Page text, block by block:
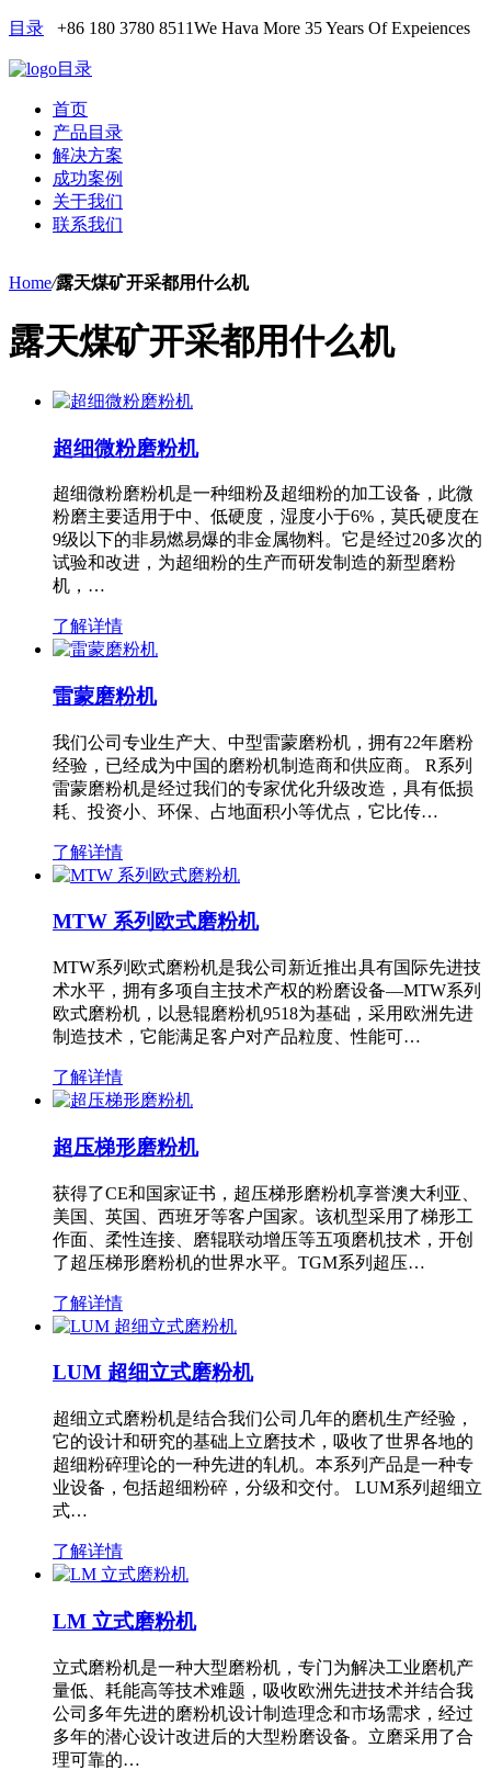
目录 +86 180 3780 8511We Hava More 35 Years Of Expeiences
目录
首页
产品目录
解决方案
成功案例
关于我们
联系我们
Home/露天煤矿开采都用什么机
露天煤矿开采都用什么机
超细微粉磨粉机
超细微粉磨粉机是一种细粉及超细粉的加工设备，此微
粉磨主要适用于中、低硬度，湿度小于6%，莫氏硬度在
9级以下的非易燃易爆的非金属物料。它是经过20多次的
试验和改进，为超细粉的生产而研发制造的新型磨粉
机，…
了解详情
雷蒙磨粉机
我们公司专业生产大、中型雷蒙磨粉机，拥有22年磨粉
经验，已经成为中国的磨粉机制造商和供应商。 R系列
雷蒙磨粉机是经过我们的专家优化升级改造，具有低损
耗、投资小、环保、占地面积小等优点，它比传…
了解详情
MTW 系列欧式磨粉机
MTW系列欧式磨粉机是我公司新近推出具有国际先进技
术水平，拥有多项自主技术产权的粉磨设备—MTW系列
欧式磨粉机，以悬辊磨粉机9518为基础，采用欧洲先进
制造技术，它能满足客户对产品粒度、性能可…
了解详情
超压梯形磨粉机
获得了CE和国家证书，超压梯形磨粉机享誉澳大利亚、
美国、英国、西班牙等客户国家。该机型采用了梯形工
作面、柔性连接、磨辊联动增压等五项磨机技术，开创
了超压梯形磨粉机的世界水平。TGM系列超压…
了解详情
LUM 超细立式磨粉机
超细立式磨粉机是结合我们公司几年的磨机生产经验，
它的设计和研究的基础上立磨技术，吸收了世界各地的
超细粉碎理论的一种先进的轧机。本系列产品是一种专
业设备，包括超细粉碎，分级和交付。 LUM系列超细立
式…
了解详情
LM 立式磨粉机
立式磨粉机是一种大型磨粉机，专门为解决工业磨机产
量低、耗能高等技术难题，吸收欧洲先进技术并结合我
公司多年先进的磨粉机设计制造理念和市场需求，经过
多年的潜心设计改进后的大型粉磨设备。立磨采用了合
理可靠的…